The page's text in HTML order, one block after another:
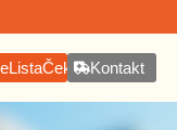
eListaČekanjaKontakt